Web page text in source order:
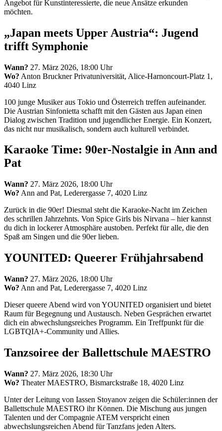
Angebot für Kunstinteressierte, die neue Ansätze erkunden
möchten.
„Japan meets Upper Austria“: Jugend
trifft Symphonie
Wann? 27. März 2026, 18:00 Uhr
Wo? Anton Bruckner Privatuniversität, Alice-Harnoncourt-Platz 1,
4040 Linz
100 junge Musiker aus Tokio und Österreich treffen aufeinander.
Die Austrian Sinfonietta schafft mit den Gästen aus Japan einen
Dialog zwischen Tradition und jugendlicher Energie. Ein Konzert,
das nicht nur musikalisch, sondern auch kulturell verbindet.
Karaoke Time: 90er-Nostalgie in Ann and
Pat
Wann? 27. März 2026, 18:00 Uhr
Wo? Ann and Pat, Lederergasse 7, 4020 Linz
Zurück in die 90er! Diesmal steht die Karaoke-Nacht im Zeichen
des schrillen Jahrzehnts. Von Spice Girls bis Nirvana – hier kannst
du dich in lockerer Atmosphäre austoben. Perfekt für alle, die den
Spaß am Singen und die 90er lieben.
YOUNITED: Queerer Frühjahrsabend
Wann? 27. März 2026, 18:00 Uhr
Wo? Ann and Pat, Lederergasse 7, 4020 Linz
Dieser queere Abend wird von YOUNITED organisiert und bietet
Raum für Begegnung und Austausch. Neben Gesprächen erwartet
dich ein abwechslungsreiches Programm. Ein Treffpunkt für die
LGBTQIA+-Community und Allies.
Tanzsoiree der Ballettschule MAESTRO
Wann? 27. März 2026, 18:30 Uhr
Wo? Theater MAESTRO, Bismarckstraße 18, 4020 Linz
Unter der Leitung von Iassen Stoyanov zeigen die Schüler:innen der
Ballettschule MAESTRO ihr Können. Die Mischung aus jungen
Talenten und der Compagnie ATEM verspricht einen
abwechslungsreichen Abend für Tanzfans jeden Alters.